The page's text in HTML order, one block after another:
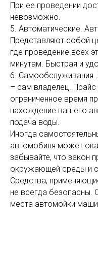
При ее проведении
невозможно.
5. Автоматические.
Представляют собой
где проведение всех
минутам. Быстрая и
6. Самообслуживания.
– сам владелец.
ограниченное время
нахождение вашего
подача воды.
Иногда
автомобиля может
забывайте, что закон
окружающей среды и
Средства,
не всегда безопасны.
места автомойки